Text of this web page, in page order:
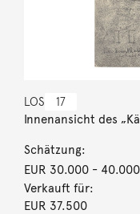
LOS 17
Innenansicht des
Schätzung:
EUR 30.000- 40.000
Verkauft für:
EUR 37.500